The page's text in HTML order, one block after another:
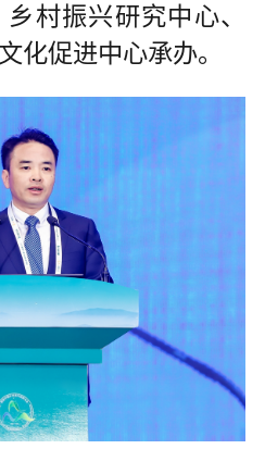
村振兴研究中心、
化促进中心承办。